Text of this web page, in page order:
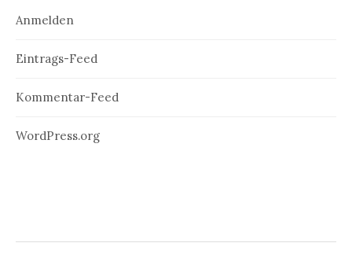
Anmelden
Eintrags-Feed
Kommentar-Feed
WordPress.org